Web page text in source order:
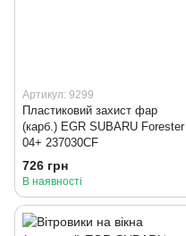
Артикул: 9299
Пластиковий захист фар
(карб.) EGR SUBARU Forester
04+ 237030CF
726 грн
В наявності